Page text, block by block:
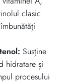
clasic
Susține
hidratare și
procesului